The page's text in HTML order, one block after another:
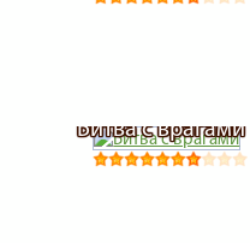
Битва с врагами